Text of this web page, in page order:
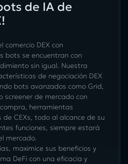
de IA de
comercio DEX con
bots se encuentran con
sin igual. Nuestra
de negociación DEX
bots avanzados como Grid,
screener de mercado con
herramientas
de CEXs, todo al alcance de su
funciones, siempre estará
mercado.
maximice sus beneficios y
DeFi con una eficacia y